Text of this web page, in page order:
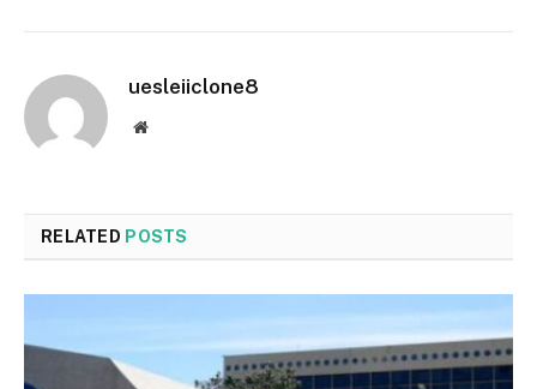
uesleiiclone8
Website
RELATED POSTS